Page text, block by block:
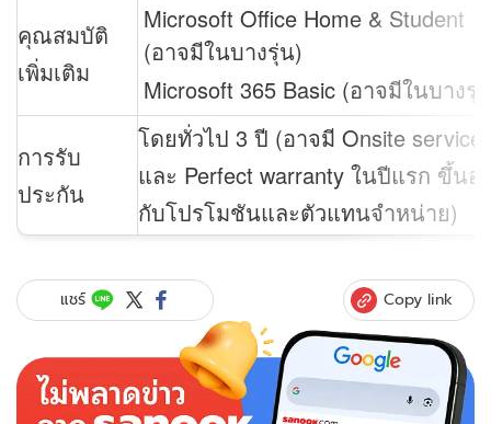
คุณสมบัติ
เพิ่มเติม
Microsoft Office Home & Student
(อาจมีในบางรุ่น)
Microsoft 365 Basic (อาจมีในบางรุ่
การรับ
ประกัน
โดยทั่วไป 3 ปี (อาจมี Onsite service
และ Perfect warranty ในปีแรก ขึ้นอ
กับโปรโมชันและตัวแทนจำหน่าย)
แชร์ Copy link